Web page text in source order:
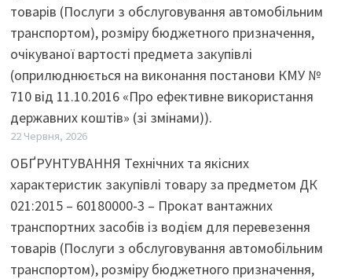
товарів (Послуги з обслуговування автомобільним
транспортом), розміру бюджетного призначення,
очікуваної вартості предмета закупівлі
(оприлюднюється на виконання постанови КМУ №
710 від 11.10.2016 «Про ефективне використання
державних коштів» (зі змінами)).
22 Червня, 2026
ОБҐРУНТУВАННЯ Технічних та якісних
характеристик закупівлі товару за предметом ДК
021:2015 – 60180000-3 – Прокат вантажних
транспортних засобів із водієм для перевезення
товарів (Послуги з обслуговування автомобільним
транспортом), розміру бюджетного призначення,